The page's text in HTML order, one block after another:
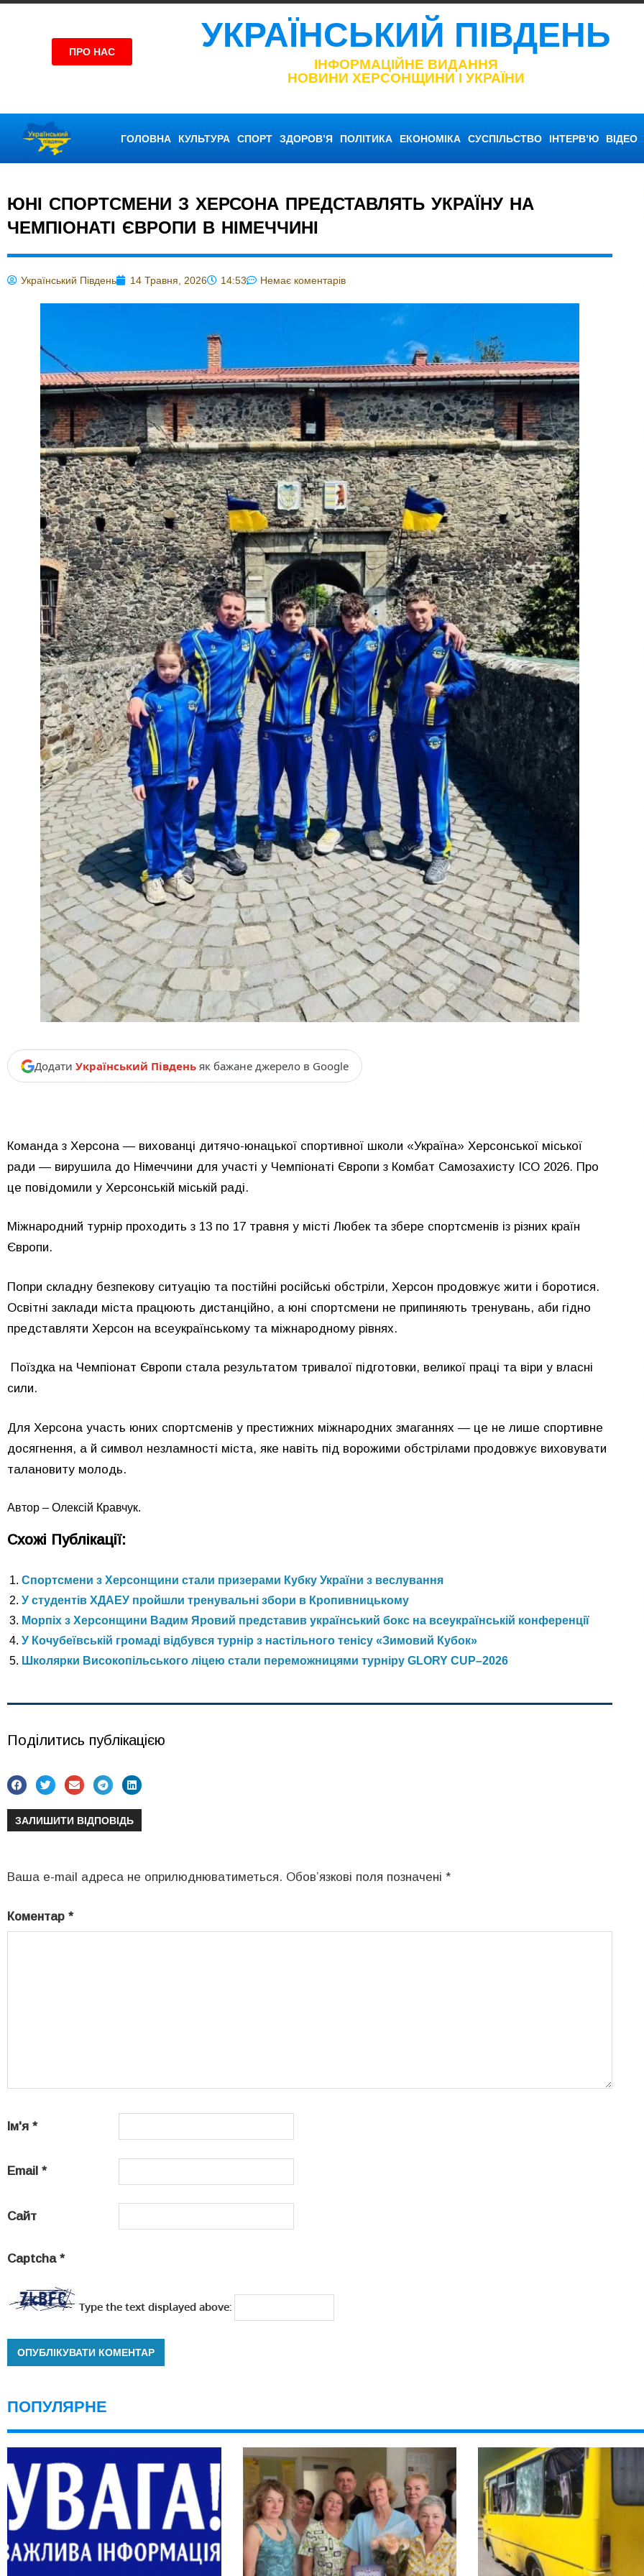
ПРО НАС УКРАЇНСЬКИЙ ПІВДЕНЬ
ІНФОРМАЦІЙНЕ ВИДАННЯ
НОВИНИ ХЕРСОНЩИНИ І УКРАЇНИ
ГОЛОВНА КУЛЬТУРА СПОРТ ЗДОРОВ’Я ПОЛІТИКА ЕКОНОМІКА СУСПІЛЬСТВО ІНТЕРВ’Ю ВІДЕО
ЮНІ СПОРТСМЕНИ З ХЕРСОНА ПРЕДСТАВЛЯТЬ УКРАЇНУ НА
ЧЕМПІОНАТІ ЄВРОПИ В НІМЕЧЧИНІ
Український Південь 14 Травня, 2026 14:53 Немає коментарів
Додати Український Південь як бажане джерело в Google
Команда з Херсона — вихованці дитячо-юнацької спортивної школи «Україна» Херсонської міської
ради — вирушила до Німеччини для участі у Чемпіонаті Європи з Комбат Самозахисту ICO 2026. Про
це повідомили у Херсонській міській раді.
Міжнародний турнір проходить з 13 по 17 травня у місті Любек та збере спортсменів із різних країн
Європи.
Попри складну безпекову ситуацію та постійні російські обстріли, Херсон продовжує жити і боротися.
Освітні заклади міста працюють дистанційно, а юні спортсмени не припиняють тренувань, аби гідно
представляти Херсон на всеукраїнському та міжнародному рівнях.
Поїздка на Чемпіонат Європи стала результатом тривалої підготовки, великої праці та віри у власні
сили.
Для Херсона участь юних спортсменів у престижних міжнародних змаганнях — це не лише спортивне
досягнення, а й символ незламності міста, яке навіть під ворожими обстрілами продовжує виховувати
талановиту молодь.
Автор – Олексій Кравчук.
Схожі Публікації:
Спортсмени з Херсонщини стали призерами Кубку України з веслування
У студентів ХДАЕУ пройшли тренувальні збори в Кропивницькому
Морпіх з Херсонщини Вадим Яровий представив український бокс на всеукраїнській конференції
У Кочубеївській громаді відбувся турнір з настільного тенісу «Зимовий Кубок»
Школярки Високопільського ліцею стали переможницями турніру GLORY CUP–2026
Поділитись публікацією
ЗАЛИШИТИ ВІДПОВІДЬ
Ваша e-mail адреса не оприлюднюватиметься. Обов’язкові поля позначені *
Коментар *
Ім'я *
Email *
Сайт
Captcha *
Type the text displayed above:
ПОПУЛЯРНЕ